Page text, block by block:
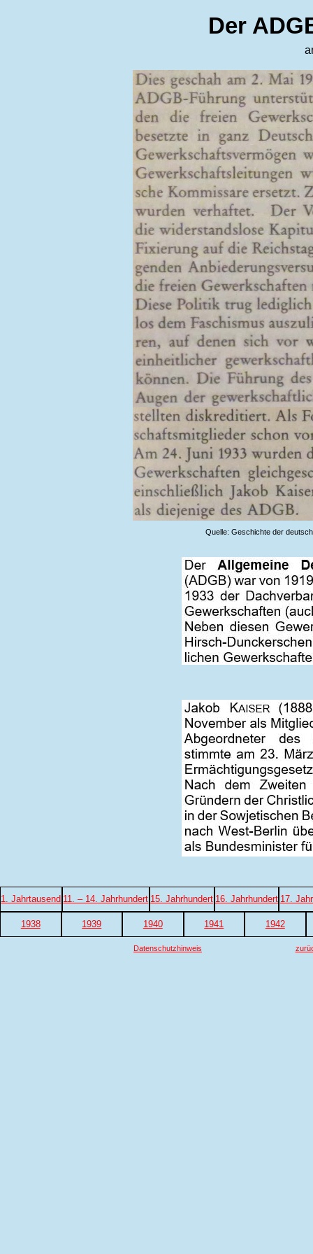
Der
Quelle: Geschichte der
1. Jahrtausend 11. – 14. Jahrhundert 15. Jahrhundert 16. Jahrhundert 17.
1938 1939 1940 1941 1942
Datenschutzhinweis